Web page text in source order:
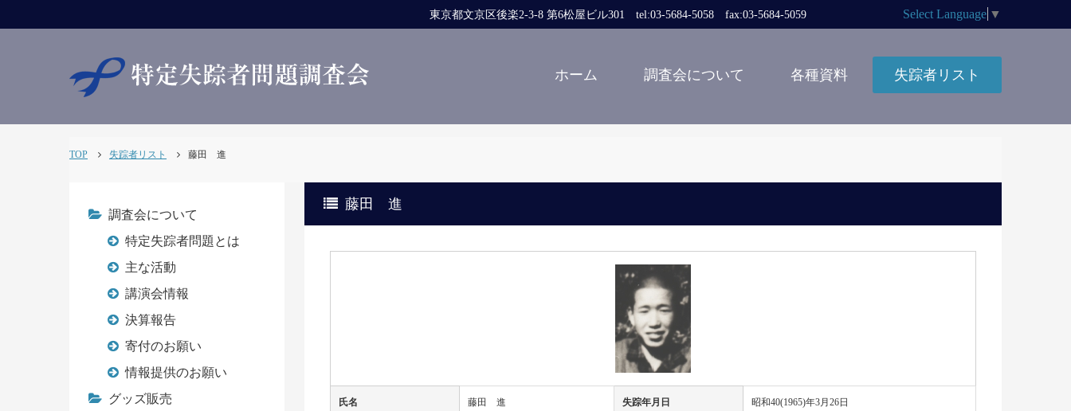
東京都文京区後楽2-3-8 第6松屋ビル301 tel:03-5684-5058 fax:03-5684-5059 Select Language ▼
ホーム 調査会について 各種資料 失踪者リスト
TOP 失踪者リスト 藤田 進
藤田 進
氏名 藤田 進 失踪年月日 昭和40(1965)年3月26日
調査会について
特定失踪者問題とは
主な活動
講演会情報
決算報告
寄付のお願い
情報提供のお願い
グッズ販売